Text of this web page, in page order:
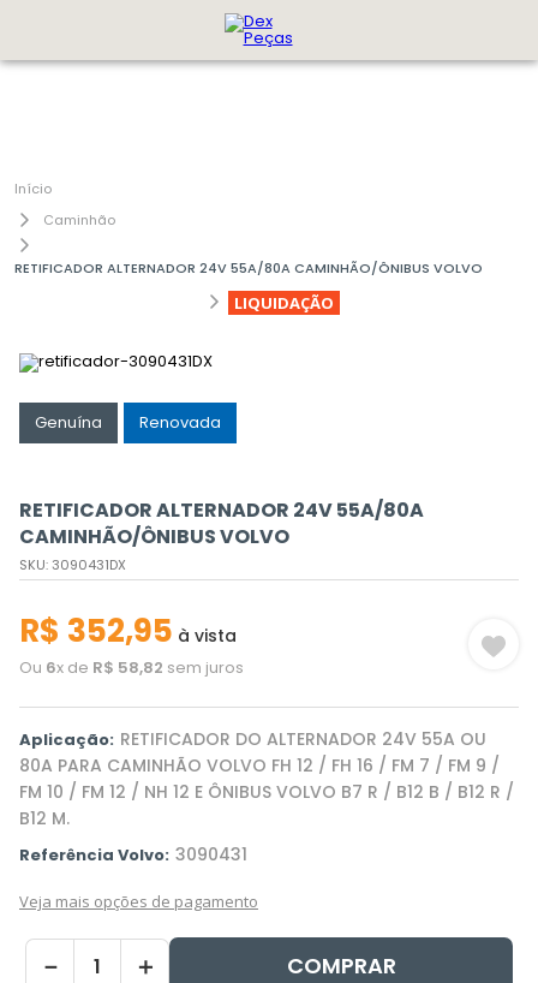
Caminhão
RETIFICADOR ALTERNADOR 24V 55A/80A CAMINHÃO/ÔNIBUS VOLVO
LIQUIDAÇÃO
Genuína Renovada
RETIFICADOR ALTERNADOR 24V 55A/80A
CAMINHÃO/ÔNIBUS VOLVO
SKU: 3090431DX
R$ 352,95 à vista
Ou 6x de R$ 58,82 sem juros
Aplicação: RETIFICADOR DO ALTERNADOR 24V 55A OU
80A PARA CAMINHÃO VOLVO FH 12 / FH 16 / FM 7 / FM 9 /
FM 10 / FM 12 / NH 12 E ÔNIBUS VOLVO B7 R / B12 B / B12 R /
B12 M.
Referência Volvo: 3090431
Veja mais opções de pagamento
＋
－ COMPRAR